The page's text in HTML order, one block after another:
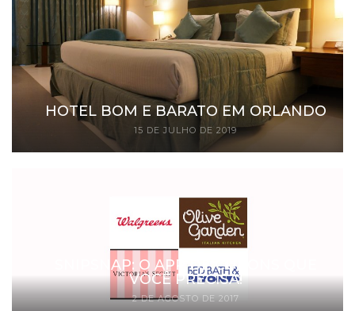
HOTEL BOM E BARATO EM ORLANDO
15 DE JULHO DE 2019
SNIPSNAP: O APP DE CUPONS QUE
VOCÊ PRECISA!
2 DE AGOSTO DE 2017